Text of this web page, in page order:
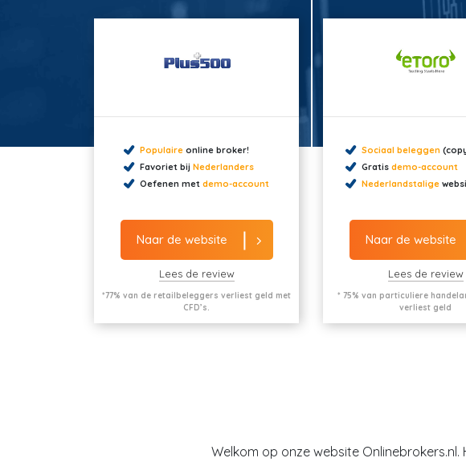
Populaire online broker!
Favoriet bij Nederlanders
Oefenen met demo-account
Naar de website
Lees de review
*77% van de retailbeleggers verliest geld met
CFD’s.
Sociaal beleggen
Gratis demo-account
Nederlandstalige
Naar de website
Lees de review
* 75% van particuliere
verliest geld
Welkom op onze website